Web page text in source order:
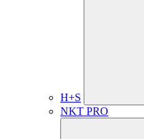
H+S
NKT PRO